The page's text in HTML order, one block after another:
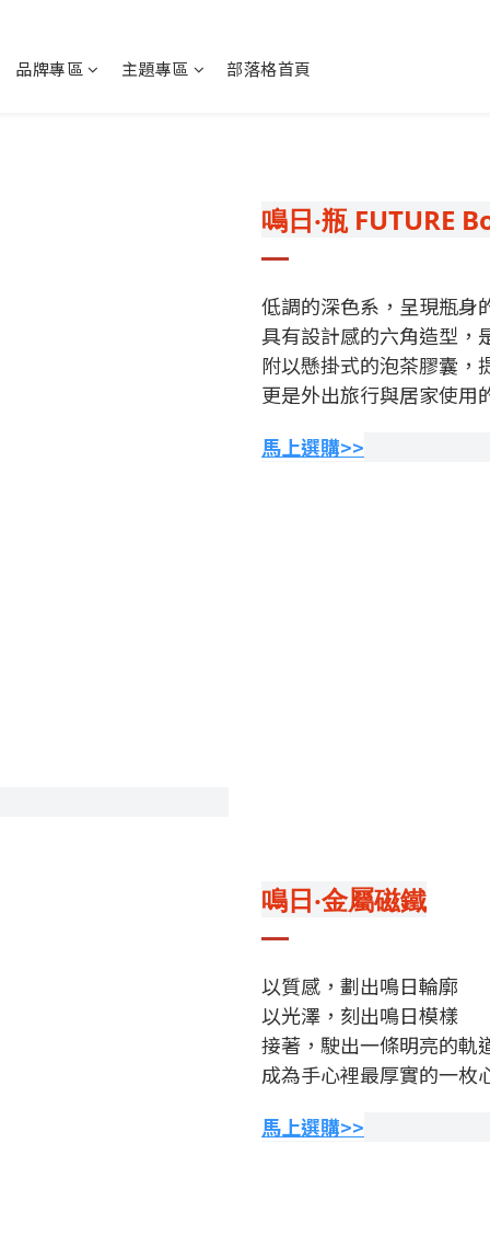
品牌專區 主題專區 部落格首頁
鳴日‧瓶 FUTURE
低調的深色系，呈現瓶身
具有設計感的六角造型，
附以懸掛式的泡茶膠囊，
更是外出旅行與居家使用
馬上選購>>
鳴日‧金屬磁鐵
以質感，劃出鳴日輪廓
以光澤，刻出鳴日模樣
接著，駛出一條明亮的軌
成為手心裡最厚實的一枚
馬上選購>>